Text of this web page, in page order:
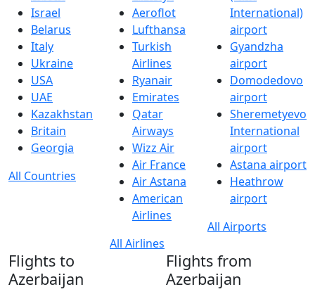
Israel
Belarus
Italy
Ukraine
USA
UAE
Kazakhstan
Britain
Georgia
All Countries
Aeroflot
Lufthansa
Turkish
Airlines
Ryanair
Emirates
Qatar
Airways
Wizz Air
Air France
Air Astana
American
Airlines
All Airlines
International)
airport
Gyandzha
airport
Domodedovo
airport
Sheremetyevo
International
airport
Astana airport
Heathrow
airport
All Airports
Flights to
Azerbaijan
Flights from
Azerbaijan